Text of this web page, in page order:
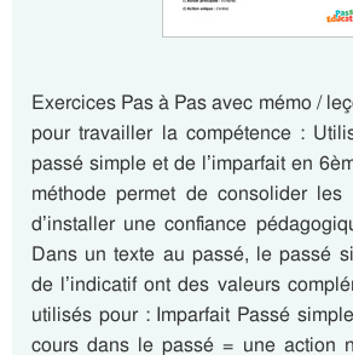
Exercices Pas à Pas avec mémo /
pour travailler la compétence :
passé simple et de l’imparfait en
méthode permet de consolider les
d’installer une confiance
Dans un texte au passé, le passé
de l’indicatif ont des valeurs
utilisés pour : Imparfait Passé
cours dans le passé = une action